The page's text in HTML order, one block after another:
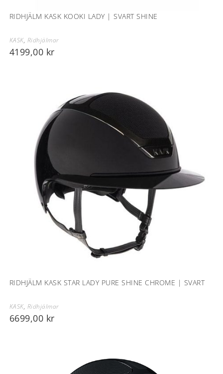
RIDHJÄLM KASK KOOKI LADY | SVART SHINE
KASK, Ridhjälmar
4199,00 kr
RIDHJÄLM KASK STAR LADY PURE SHINE CHROME | SVART
KASK, Ridhjälmar
6699,00 kr